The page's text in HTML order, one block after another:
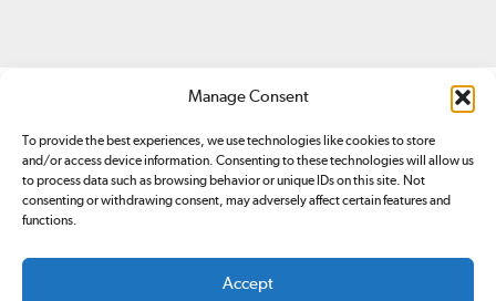
Manage Consent
To provide the best experiences, we use technologies like cookies to store
and/or access device information. Consenting to these technologies will allow us
to process data such as browsing behavior or unique IDs on this site. Not
consenting or withdrawing consent, may adversely affect certain features and
functions.
Accept
Redox.dk er tilmeldt
Ansvarshavende redaktør: Simon Bünger